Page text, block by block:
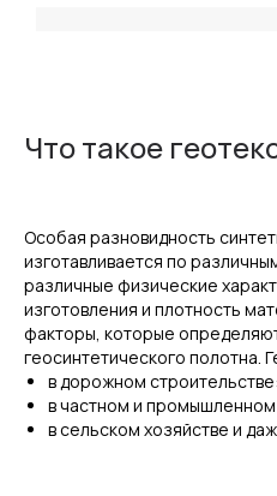
Что такое
Особая разновидность
изготавливается по
различные физические
изготовления и плотность
факторы, которые
геосинтетического полотна.
в дорожном строительстве:
в частном и промышленном
в сельском хозяйстве и